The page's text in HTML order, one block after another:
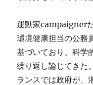
運動家campaigner
環境健康担当の公務
基づいており、科学
繰り返し論じてきた
ランスでは政府が、